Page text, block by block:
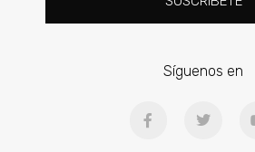
Síguenos en